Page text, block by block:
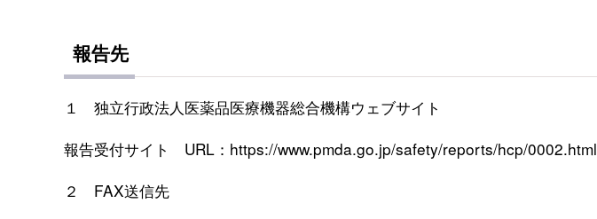
報告先
１ 独立行政法人医薬品医療機器総合機構ウェブサイト
報告受付サイト URL：https://www.pmda.go.jp/safety/reports/hcp/0002.html
２ FAX送信先